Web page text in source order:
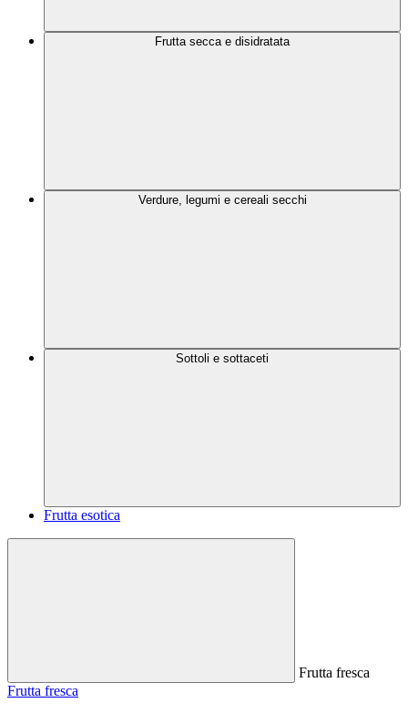
Frutta secca e disidratata
Verdure, legumi e cereali secchi
Sottoli e sottaceti
Frutta esotica
Frutta fresca
Frutta fresca